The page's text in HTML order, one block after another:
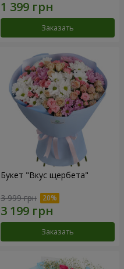
Заказать
Букет "Вкус щербета"
3 999 грн
Заказать